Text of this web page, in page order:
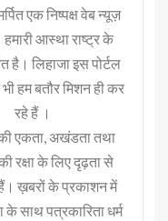
एक निष्पक्ष वेब न्यूज़
हमारी आस्था राष्ट्र के
है। लिहाजा इस पोर्टल
हम बतौर मिशन ही कर
रहे हैं ।
एकता, अखंडता तथा
रक्षा के लिए दृढ़ता से
ख़बरों के प्रकाशन में
के साथ पत्रकारिता धर्म